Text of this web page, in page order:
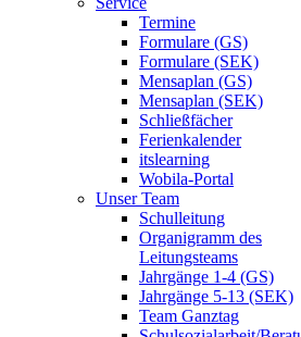
Termine
Formulare (GS)
Formulare (SEK)
Mensaplan (GS)
Mensaplan (SEK)
Schließfächer
Ferienkalender
itslearning
Wobila-Portal
Unser Team
Schulleitung
Organigramm des
Leitungsteams
Jahrgänge 1-4 (GS)
Jahrgänge 5-13 (SEK)
Team Ganztag